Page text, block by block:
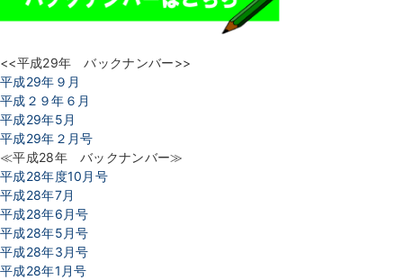
<<平成29年 バックナンバー>>
平成29年９月
平成２９年６月
平成29年5月
平成29年２月号
≪平成28年 バックナンバー≫
平成28年度10月号
平成28年7月
平成28年6月号
平成28年5月号
平成28年3月号
平成28年1月号